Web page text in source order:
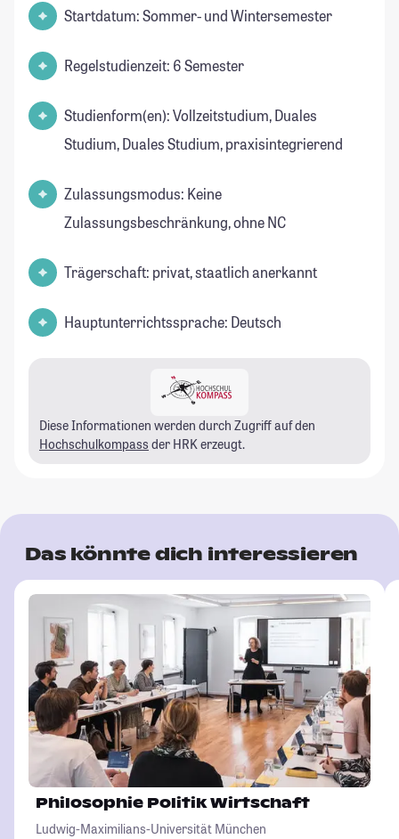
Startdatum: Sommer- und Wintersemester
Regelstudienzeit: 6 Semester
Studienform(en): Vollzeitstudium, Duales
Studium, Duales Studium, praxisintegrierend
Zulassungsmodus: Keine
Zulassungsbeschränkung, ohne NC
Trägerschaft: privat, staatlich anerkannt
Hauptunterrichtssprache: Deutsch
Diese Informationen werden durch Zugriff auf den
Hochschulkompass der HRK erzeugt.
Das könnte dich interessieren
Philosophie Politik Wirtschaft
Ludwig-Maximilians-Universität München